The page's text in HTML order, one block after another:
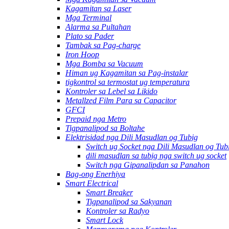
Kagamitan sa Laser
Mga Terminal
Alarma sa Pultahan
Plato sa Pader
Tambak sa Pag-charge
Iron Hoop
Mga Bomba sa Vacuum
Himan ug Kagamitan sa Pag-instalar
tigkontrol sa termostat ug temperatura
Kontroler sa Lebel sa Likido
Metallzed Film Para sa Capacitor
GFCI
Prepaid nga Metro
Tigpanalipod sa Boltahe
Elektrisidad nga Dili Masudlan og Tubig
Switch ug Socket nga Dili Masudlan og
dili masudlan sa tubig nga switch ug socket
Switch nga Gipanalipdan sa Panahon
Bag-ong Enerhiya
Smart Electrical
Smart Breaker
Tigpanalipod sa Sakyanan
Kontroler sa Radyo
Smart Lock